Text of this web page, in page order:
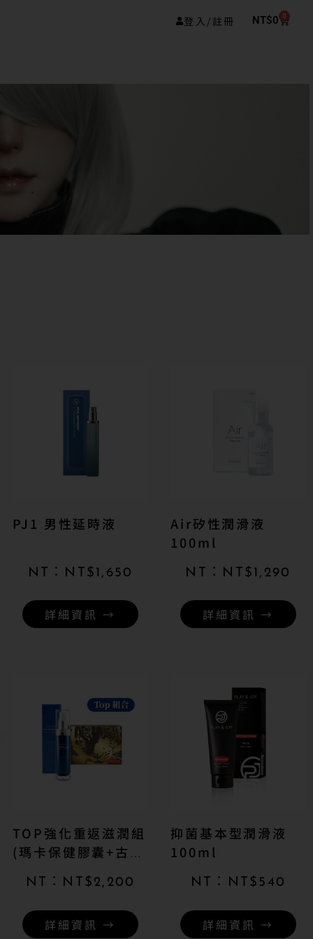
登入/註冊 NT$0 0
PJ1 男性延時液
NT$ 1,650
詳細資訊 →
Air矽性潤滑液
100ml
NT$ 1,290
詳細資訊 →
TOP強化重返滋潤組
(瑪卡保健膠囊+古龍
NT$ 2,200
詳細資訊 →
抑菌基本型潤滑液
100ml
NT$ 540
詳細資訊 →